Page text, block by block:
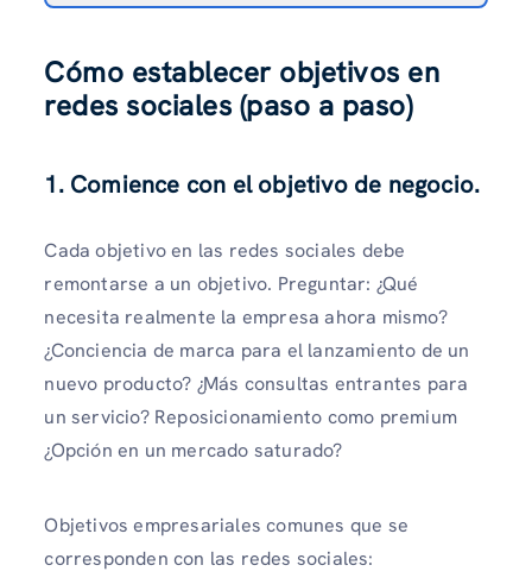
Cómo establecer objetivos en
redes sociales (paso a paso)
1. Comience con el objetivo de negocio.
Cada objetivo en las redes sociales debe
remontarse a un objetivo. Preguntar: ¿Qué
necesita realmente la empresa ahora mismo?
¿Conciencia de marca para el lanzamiento de un
nuevo producto? ¿Más consultas entrantes para
un servicio? Reposicionamiento como premium
¿Opción en un mercado saturado?
Objetivos empresariales comunes que se
corresponden con las redes sociales: